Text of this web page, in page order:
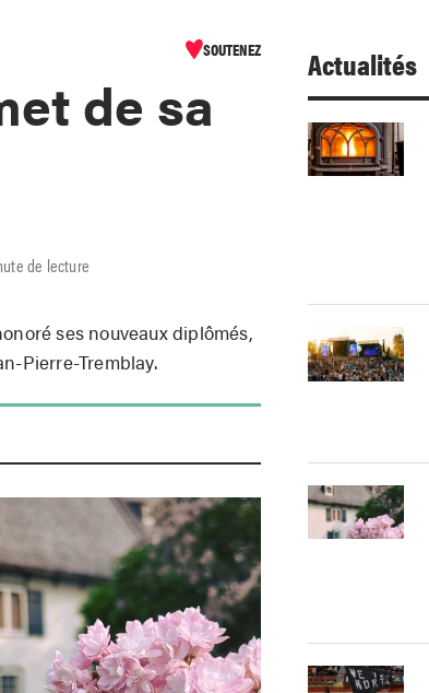
SOUTENEZ
de sa
de lecture
ses nouveaux diplômés,
Pierre-Tremblay.
Actualités